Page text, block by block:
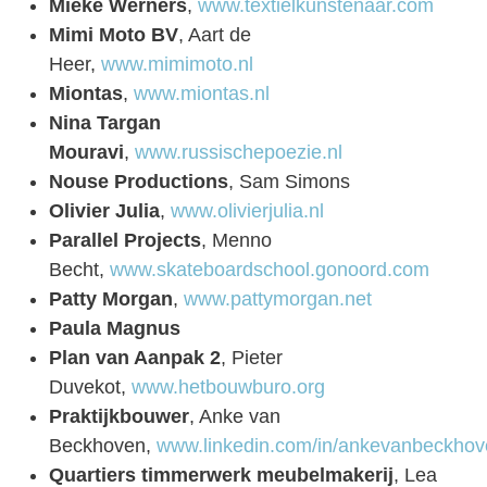
Mieke Werners, www.textielkunstenaar.com
Mimi Moto BV, Aart de
Heer, www.mimimoto.nl
Miontas, www.miontas.nl
Nina Targan
Mouravi, www.russischepoezie.nl
Nouse Productions, Sam Simons
Olivier Julia, www.olivierjulia.nl
Parallel Projects, Menno
Becht, www.skateboardschool.gonoord.com
Patty Morgan, www.pattymorgan.net
Paula Magnus
Plan van Aanpak 2, Pieter
Duvekot, www.hetbouwburo.org
Praktijkbouwer, Anke van
Beckhoven, www.linkedin.com/in/
Quartiers timmerwerk meubelmakerij, Lea